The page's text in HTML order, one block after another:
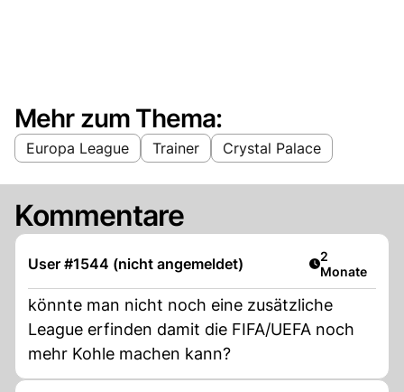
Mehr zum Thema:
Europa League Trainer Crystal Palace
Kommentare
User #1544 (nicht angemeldet) Artikel
2
Monate
könnte man nicht noch eine zusätzliche
League erfinden damit die FIFA/UEFA noch
mehr Kohle machen kann?